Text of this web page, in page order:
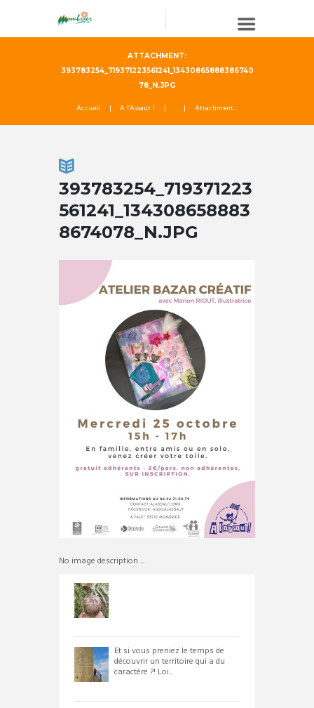
ATTACHMENT:
393783254_719371223561241_13430865888386740
78_N.JPG
Accueil A l'Assaut ! Attachment...
393783254_719371223
561241_134308658883
8674078_N.JPG
No image description ...
Et si vous preniez le temps de
découvrir un territoire qui a du
caractère ?! Loi...